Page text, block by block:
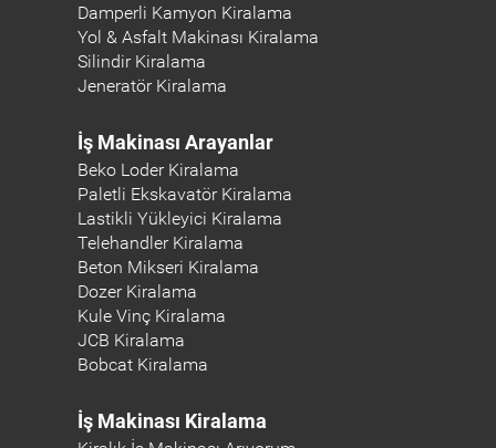
Damperli Kamyon Kiralama
Yol & Asfalt Makinası Kiralama
Silindir Kiralama
Jeneratör Kiralama
İş Makinası Arayanlar
Beko Loder Kiralama
Paletli Ekskavatör Kiralama
Lastikli Yükleyici Kiralama
Telehandler Kiralama
Beton Mikseri Kiralama
Dozer Kiralama
Kule Vinç Kiralama
JCB Kiralama
Bobcat Kiralama
İş Makinası Kiralama